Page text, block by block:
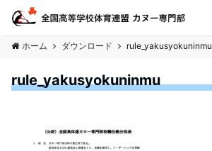
ホーム ダウンロード rule_yakusyokuninmu
rule_yakusyokuninmu